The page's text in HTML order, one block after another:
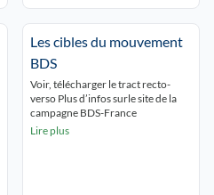
violation de sa souveraineté, le
droit à l’autodétermination du
peuple vénézuélien et le droit
solidaires des peuples
vénézuéliens […]
Les cibles du mouvement
BDS
Voir, télécharger le tract recto-
verso Plus d’infos surle site de la
campagne BDS-France
Lire plus